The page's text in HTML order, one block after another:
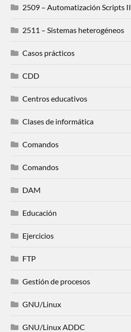
2509 – Automatización Scripts II
2511 – Sistemas heterogéneos
Casos prácticos
CDD
Centros educativos
Clases de informática
Comandos
Comandos
DAM
Educación
Ejercicios
FTP
Gestión de procesos
GNU/Linux
GNU/Linux ADDC